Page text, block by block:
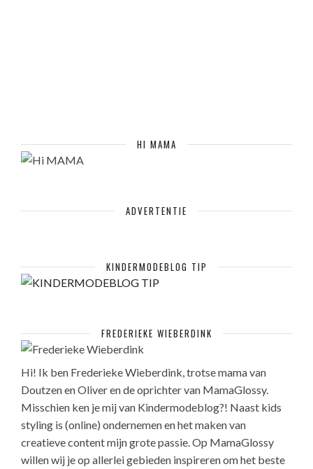
HI MAMA
ADVERTENTIE
KINDERMODEBLOG TIP
FREDERIEKE WIEBERDINK
Hi! Ik ben Frederieke Wieberdink, trotse mama van
Doutzen en Oliver en de oprichter van MamaGlossy.
Misschien ken je mij van Kindermodeblog?! Naast kids
styling is (online) ondernemen en het maken van
creatieve content mijn grote passie. Op MamaGlossy
willen wij je op allerlei gebieden inspireren om het beste